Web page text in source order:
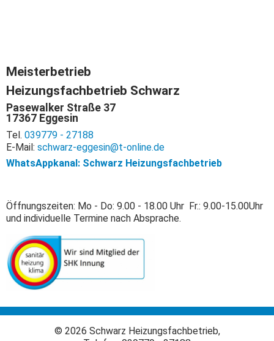
Meisterbetrieb
Heizungsfachbetrieb Schwarz
Pasewalker Straße 37
17367 Eggesin
Tel. 039779 - 27188
E-Mail: schwarz-eggesin@t-online.de
WhatsAppkanal: Schwarz Heizungsfachbetrieb
Öffnungszeiten: Mo - Do: 9.00 - 18.00 Uhr Fr.: 9.00-15.00Uhr
und individuelle Termine nach Absprache.
© 2026 Schwarz Heizungsfachbetrieb,